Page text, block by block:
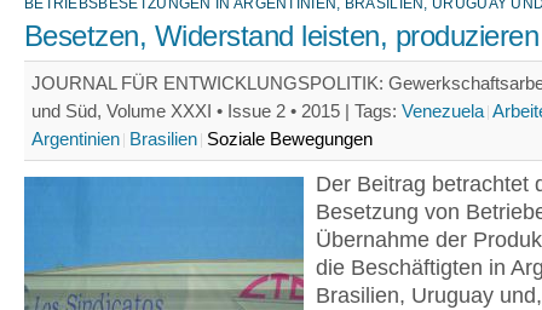
BETRIEBSBESETZUNGEN IN ARGENTINIEN, BRASILIEN, URUGUAY
Besetzen, Widerstand leisten, produzieren
JOURNAL FÜR ENTWICKLUNGSPOLITIK:
und Süd, Volume XXXI • Issue 2 • 2015 | Tags: Venezuela
Argentinien Brasilien Soziale Bewegungen
Der Beitrag betrachtet
Besetzung von
Übernahme der
die Beschäftigten in
Brasilien, Uruguay